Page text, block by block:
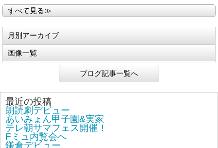
すべて見る≫
月別アーカイブ
画像一覧
ブログ記事一覧へ
最近の投稿
朗読劇デビュー
あいみょん甲子園&実家
テレ朝サマフェス開催！
Fミュ内覧会へ
鎌倉デビュー